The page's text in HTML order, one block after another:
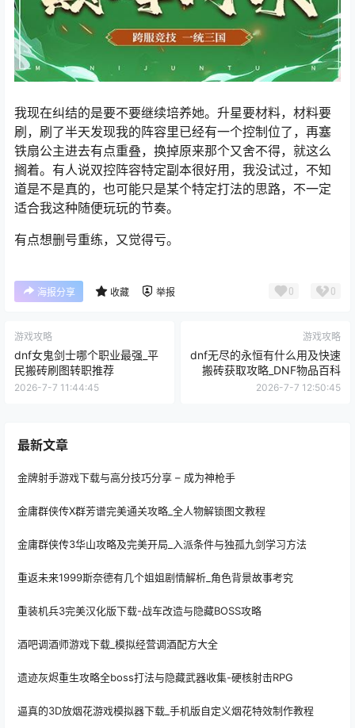
我现在纠结的是要不要继续培养她。升星要材料，材料要
刷，刷了半天发现我的阵容里已经有一个控制位了，再塞
铁扇公主进去有点重叠，换掉原来那个又舍不得，就这么
搁着。有人说双控阵容特定副本很好用，我没试过，不知
道是不是真的，也可能只是某个特定打法的思路，不一定
适合我这种随便玩玩的节奏。
有点想删号重练，又觉得亏。
海报分享 收藏 举报 0 0
游戏攻略
dnf女鬼剑士哪个职业最强_平
民搬砖刷图转职推荐
2026-7-7 11:44:45
游戏攻略
dnf无尽的永恒有什么用及快速
搬砖获取攻略_DNF物品百科
2026-7-7 12:50:45
最新文章
金牌射手游戏下载与高分技巧分享 – 成为神枪手
金庸群侠传X群芳谱完美通关攻略_全人物解锁图文教程
金庸群侠传3华山攻略及完美开局_入派条件与独孤九剑学习方法
重返未来1999斯奈德有几个姐姐剧情解析_角色背景故事考究
重装机兵3完美汉化版下载-战车改造与隐藏BOSS攻略
酒吧调酒师游戏下载_模拟经营调酒配方大全
遗迹灰烬重生攻略全boss打法与隐藏武器收集-硬核射击RPG
逼真的3D放烟花游戏模拟器下载_手机版自定义烟花特效制作教程